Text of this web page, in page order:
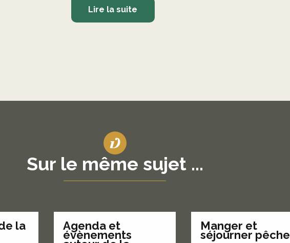
Lire la suite
Sur le même sujet ...
la Agenda et
évènements
Manger et
séjourner pêche